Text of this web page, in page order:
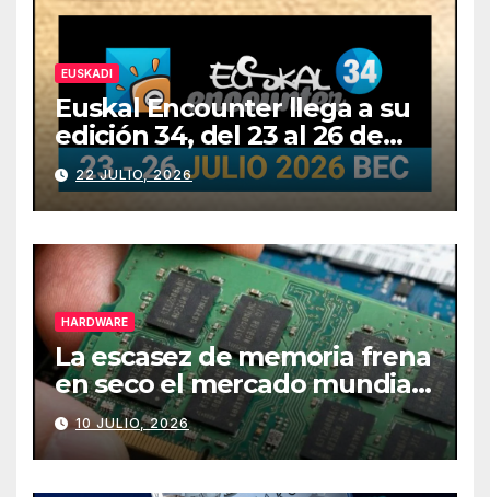
EUSKADI
Euskal Encounter llega a su
edición 34, del 23 al 26 de
julio
22 JULIO, 2026
HARDWARE
La escasez de memoria frena
en seco el mercado mundial
de PCs
10 JULIO, 2026